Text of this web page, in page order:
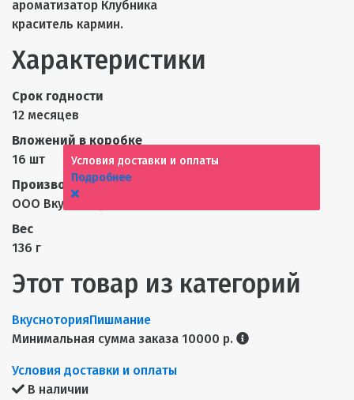
ароматизатор Клубника
краситель кармин.
Характеристики
Срок годности
12 месяцев
Вложений в коробке
16 шт
Производитель
ООО Вкуснотория
Вес
136 г
Этот товар из категорий
ВкусноторияПишмание
Минимальная сумма заказа 10000 р.
Условия доставки и оплаты
В наличии
Условия доставки и оплаты
Подробнее